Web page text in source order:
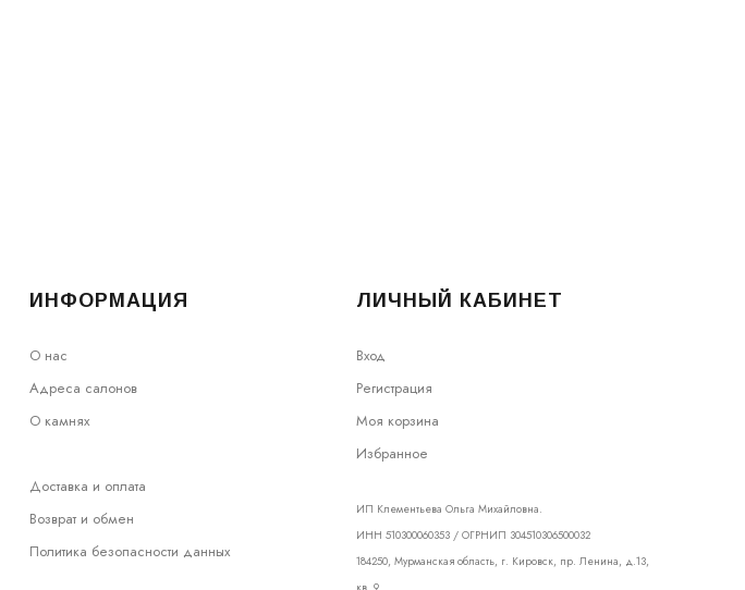
ИНФОРМАЦИЯ
О нас
Адреса салонов
О камнях
Доставка и оплата
Возврат и обмен
Политика безопасности данных
ЛИЧНЫЙ КАБИНЕТ
Вход
Регистрация
Моя корзина
Избранное
ИП Клементьева Ольга Михайловна.
ИНН 510300060353 / ОГРНИП 304510306500032
184250, Мурманская область, г. Кировск, пр. Ленина, д.13,